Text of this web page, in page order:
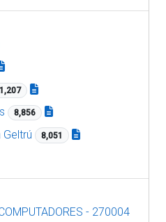
8,856
8,051
- 270004